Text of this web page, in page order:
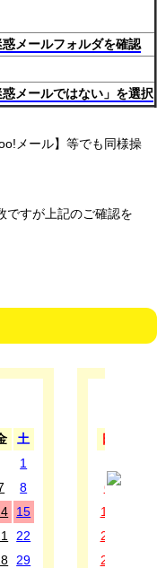
惑メールフォルダを確認
惑メールではない」を選択
メール】等でも同様操
ですが上記のご確認を
土
1
8
15
22
29
日
6
13
20
27